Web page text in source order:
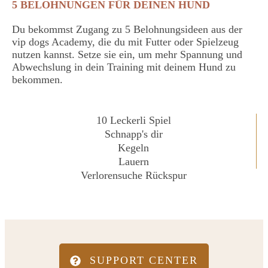
5 BELOHNUNGEN FÜR DEINEN HUND
Du bekommst Zugang zu 5 Belohnungsideen aus der
vip dogs Academy, die du mit Futter oder Spielzeug
nutzen kannst. Setze sie ein, um mehr Spannung und
Abwechslung in dein Training mit deinem Hund zu
bekommen.
10 Leckerli Spiel
Schnapp's dir
Kegeln
Lauern
Verlorensuche Rückspur
SUPPORT CENTER